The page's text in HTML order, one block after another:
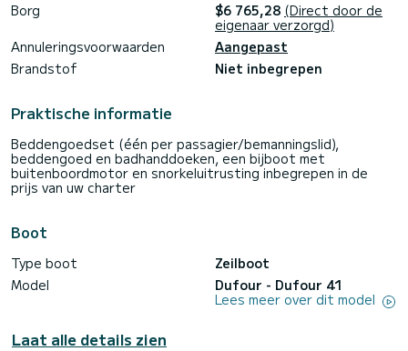
Borg
$6 765,28 (Direct door de
eigenaar verzorgd)
Annuleringsvoorwaarden
Aangepast
Brandstof
Niet inbegrepen
Praktische informatie
Beddengoedset (één per passagier/bemanningslid),
beddengoed en badhanddoeken, een bijboot met
buitenboordmotor en snorkeluitrusting inbegrepen in de
prijs van uw charter
Boot
Type boot
Zeilboot
Model
Dufour - Dufour 41
Lees meer over dit model
Laat alle details zien